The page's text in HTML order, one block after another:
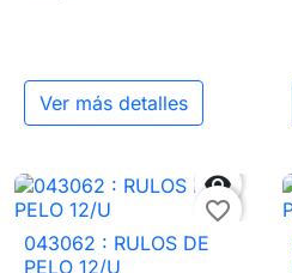
Ver más detalles

favorite_border
043062 : RULOS DE
PELO 12/U